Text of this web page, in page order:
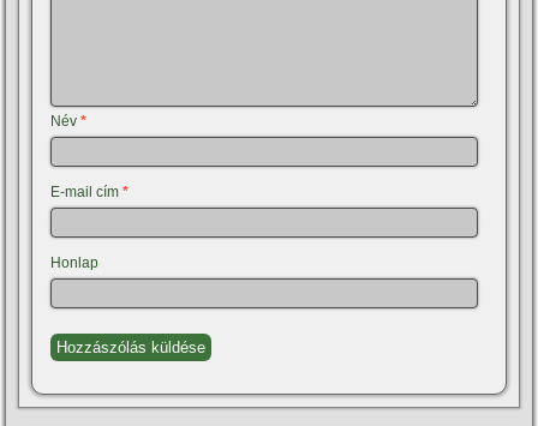
Név*
E-mail cím*
Honlap